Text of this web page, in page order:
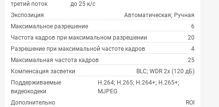
третий поток
до 25 к/с
Экспозиция
Автоматическая; Ручная
Максимальное разрешение
6
Частота кадров при максимальном разрешении
20
Разрешение при максимальной частоте кадров
4
Максимальная частота кадров
25
Компенсация засветки
BLC; WDR 2x (120 дБ)
Поддерживаемые
видеокодеки
H.264; H.265; H.264+; H.265+;
MJPEG
Дополнительно
ROI